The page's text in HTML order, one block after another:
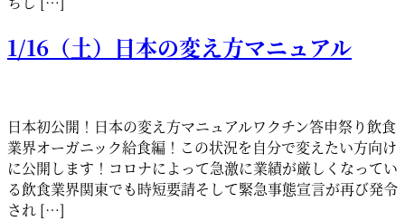
1/16（土）日本の変え方マニュアル
日本初公開！日本の変え方マニュアルワクチン答申祭り飲食
業界オーガニック給食編！この状況を自分で変えたい方向け
に公開します！コロナによって急激に業績が厳しくなってい
る飲食業界関東でも時短要請そして緊急事態宣言が再び発令
され […]